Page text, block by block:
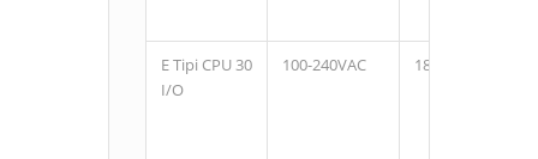
E Tipi CPU 30
I/O
100-240VAC 18